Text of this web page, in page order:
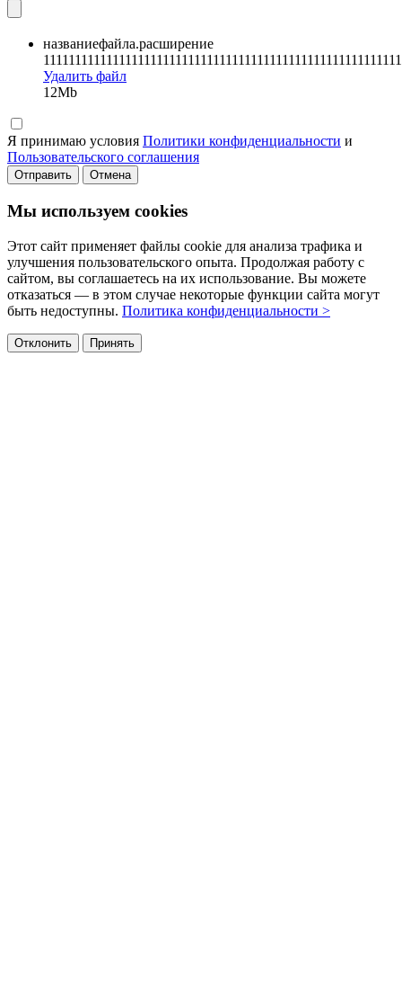
названиефайла.расширение
111111111111111111111111111111111111111111111111111111111
Удалить файл
12Mb
Я принимаю условия Политики конфиденциальности и
Пользовательского соглашения
Отправить Отмена
Мы используем cookies
Этот сайт применяет файлы cookie для анализа трафика и
улучшения пользовательского опыта. Продолжая работу с
сайтом, вы соглашаетесь на их использование. Вы можете
отказаться — в этом случае некоторые функции сайта могут
быть недоступны. Политика конфиденциальности >
Отклонить Принять